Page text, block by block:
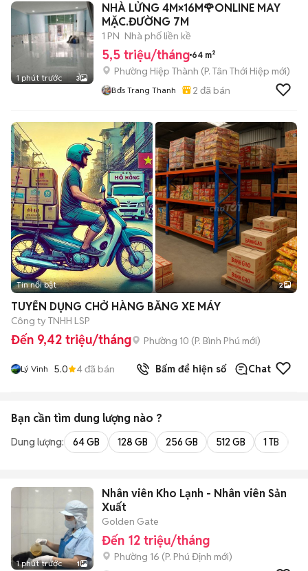
1 phút trước 3
NHÀ LỬNG 4M×16M🌹ONLINE MAY
MẶC.ĐƯỜNG 7M
1 PN Nhà phố liền kề
5,5 triệu/tháng 64 m²
Phường Hiệp Thành (P. Tân Thới Hiệp mới)
Bđs Trang Thanh 2 đã bán
Tin nổi bật 2
TUYỂN DỤNG CHỞ HÀNG BẰNG XE MÁY
Công ty TNHH LSP
Đến 9,42 triệu/tháng Phường 10 (P. Bình Phú mới)
Lý Vinh 5.0 4đã bán Bấm để hiện số Chat
Bạn cần tìm dung lượng nào ?
Dung lượng: 64 GB 128 GB 256 GB 512 GB 1 TB
1 phút trước 1
Nhân viên Kho Lạnh - Nhân viên Sản
Xuất
Golden Gate
Đến 12 triệu/tháng
Phường 16 (P. Phú Định mới)